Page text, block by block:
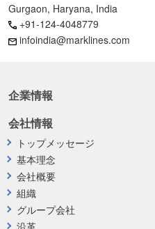
Gurgaon, Haryana, India
+91-124-4048779
infoindia@marklines.com
企業情報
会社情報
トップメッセージ
基本理念
会社概要
組織
グループ会社
沿革